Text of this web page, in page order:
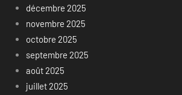
décembre 2025
novembre 2025
octobre 2025
septembre 2025
août 2025
juillet 2025